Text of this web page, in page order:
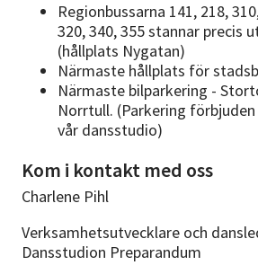
Regionbussarna 141, 218,
320, 340, 355 stannar precis
(hållplats Nygatan)
Närmaste hållplats för
Närmaste bilparkering -
Norrtull. (Parkering
vår dansstudio)
Kom i kontakt med oss
Charlene Pihl
Verksamhetsutvecklare och
Dansstudion Preparandum